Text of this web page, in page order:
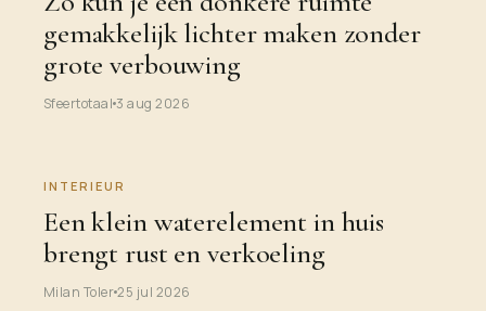
gemakkelijk lichter maken zonder
grote verbouwing
Sfeertotaal3 aug 2026
INTERIEUR
Een klein waterelement in huis
brengt rust en verkoeling
Milan Toler25 jul 2026